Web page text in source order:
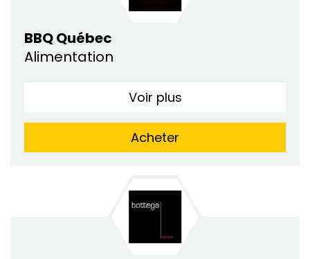
BBQ Québec
Alimentation
Voir plus
Acheter